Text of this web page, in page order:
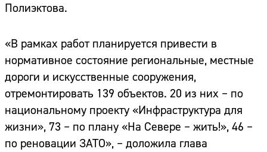
Полиэктова.
«В рамках работ планируется привести в
нормативное состояние региональные, местные
дороги и искусственные сооружения,
отремонтировать 139 объектов. 20 из них – по
национальному проекту «Инфраструктура для
жизни», 73 – по плану «На Севере – жить!», 46 –
по реновации ЗАТО», – доложила глава